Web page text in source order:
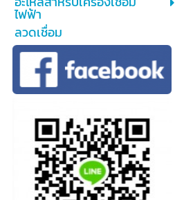
ไฟฟ้า
ลวดเชื่อม